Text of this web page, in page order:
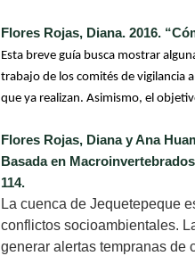
Flores Rojas, Diana. 2016.
Esta breve guía busca mostrar
trabajo de los comités de vigilancia
que ya realizan. Asimismo, el
Flores Rojas, Diana y Ana
Basada en
114.
La cuenca de Jequetepeque
conflictos socioambientales.
generar alertas tempranas de